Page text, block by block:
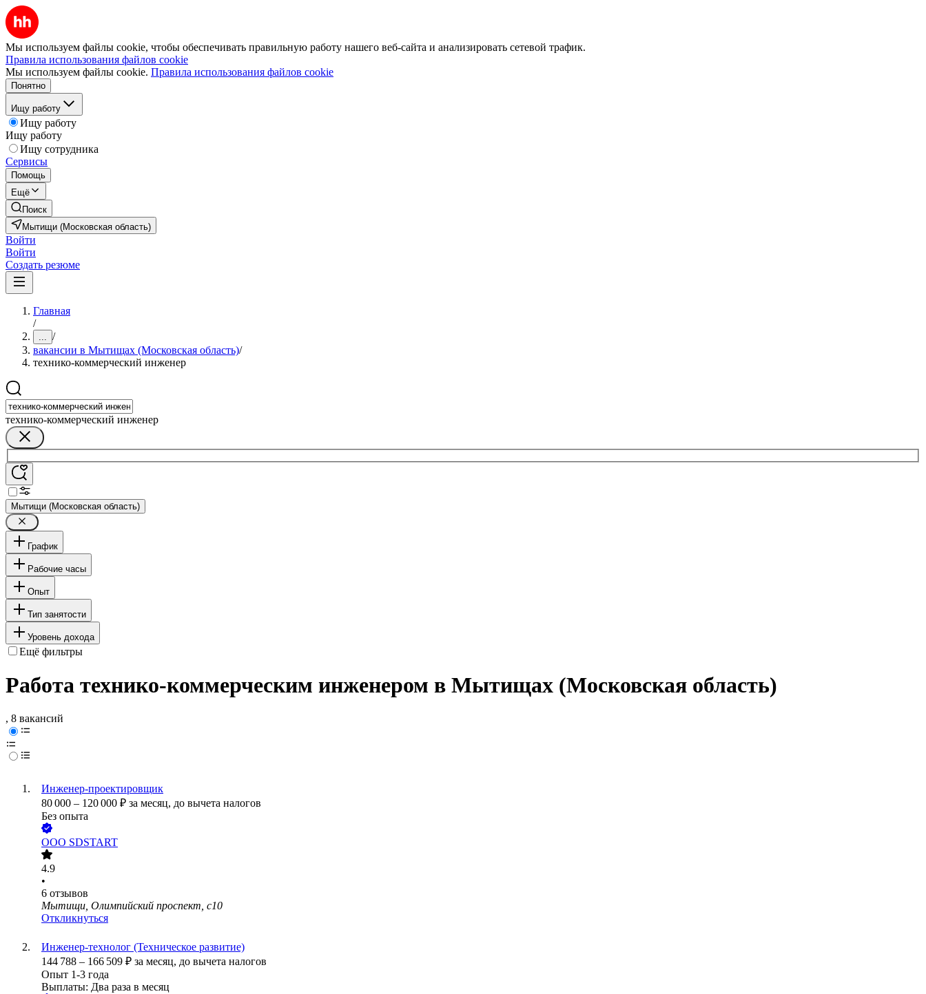
Мы используем файлы cookie, чтобы обеспечивать правильную работу нашего веб-сайта и анализировать сетевой трафик.
Правила использования файлов cookie
Мы используем файлы cookie. Правила использования файлов cookie
Понятно
Ищу работу
Ищу работу
Ищу работу
Ищу сотрудника
Сервисы
Помощь
Ещё
Поиск
Мытищи (Московская область)
Войти
Войти
Создать резюме
Главная
/
... /
вакансии в Мытищах (Московская область)/
технико-коммерческий инженер
технико-коммерческий инженер
Мытищи (Московская область)
График
Рабочие часы
Опыт
Тип занятости
Уровень дохода
Ещё фильтры
Работа технико-коммерческим инженером в Мытищах (Московская область)
, 8 вакансий
Инженер-проектировщик
80 000 – 120 000 ₽ за месяц, до вычета налогов
Без опыта
ООО SDSTART
4.9
•
6 отзывов
Мытищи, Олимпийский проспект, с10
Откликнуться
Инженер-технолог (Техническое развитие)
144 788 – 166 509 ₽ за месяц, до вычета налогов
Опыт 1-3 года
Выплаты: Два раза в месяц